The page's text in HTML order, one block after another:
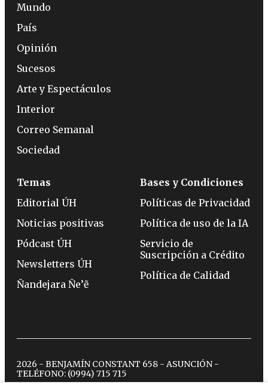
Mundo
País
Opinión
Sucesos
Arte y Espectáculos
Interior
Correo Semanal
Sociedad
Temas
Editorial ÚH
Noticias positivas
Pódcast ÚH
Newsletters ÚH
Ñandejara Ñe’ẽ
Bases y Condiciones
Políticas de Privacidad
Política de uso de la IA
Servicio de
Suscripción a Crédito
Política de Calidad
2026 - BENJAMÍN CONSTANT 658 - ASUNCIÓN -
TELÉFONO: (0994) 715 715